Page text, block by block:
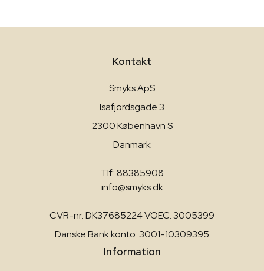
Kontakt
Smyks ApS
Isafjordsgade 3
2300 København S
Danmark
Tlf.: 88385908
info@smyks.dk
CVR-nr: DK37685224 VOEC: 3005399
Danske Bank konto: 3001-10309395
Information